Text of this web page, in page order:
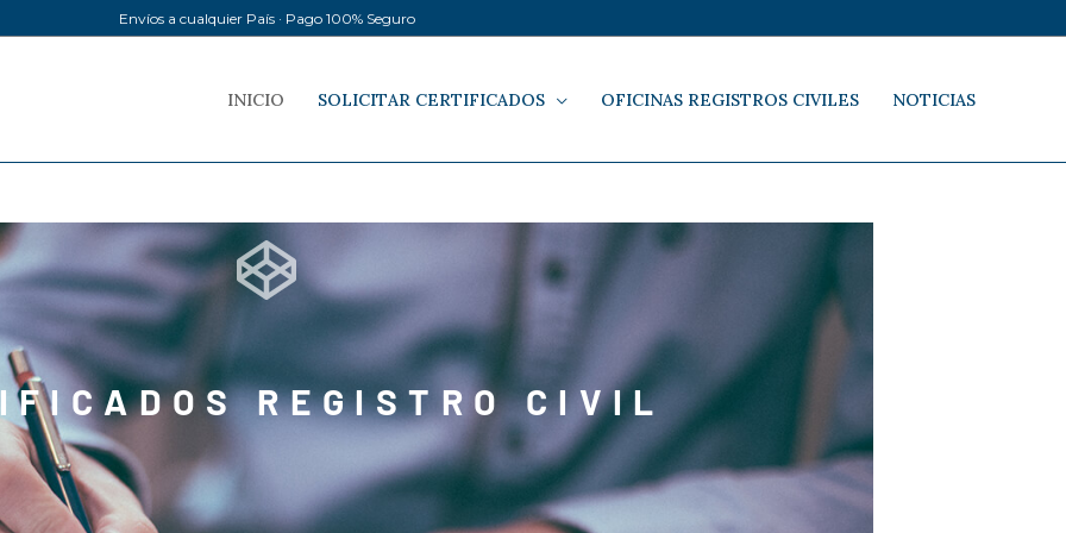
Envíos a cualquier País · Pago 100% Seguro
INICIO SOLICITAR CERTIFICADOS OFICINAS REGISTROS CIVILES NOTICIAS
REGISTRO CIVIL